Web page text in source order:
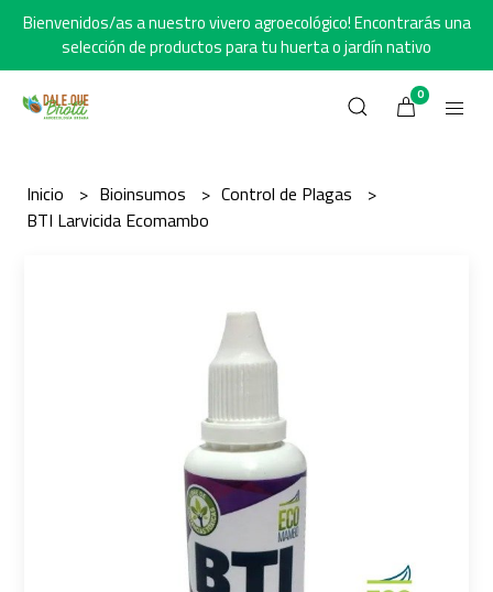
Bienvenidos/as a nuestro vivero agroecológico! Encontrarás una
selección de productos para tu huerta o jardín nativo
0
Inicio Bioinsumos
Control de Plagas
BTI Larvicida Ecomambo